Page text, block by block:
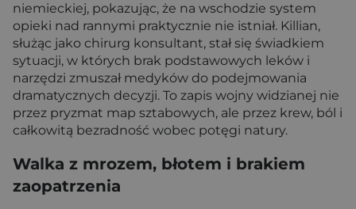
niemieckiej, pokazując, że na wschodzie system
opieki nad rannymi praktycznie nie istniał. Killian,
służąc jako chirurg konsultant, stał się świadkiem
sytuacji, w których brak podstawowych leków i
narzędzi zmuszał medyków do podejmowania
dramatycznych decyzji. To zapis wojny widzianej nie
przez pryzmat map sztabowych, ale przez krew, ból i
całkowitą bezradność wobec potęgi natury.
Walka z mrozem, błotem i brakiem
zaopatrzenia